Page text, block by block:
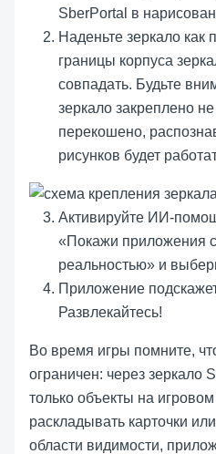
SberPortal в
Наденьте зеркало как
границы корпуса
совпадать. Будьте
зеркало закреплено
перекошено,
рисунков будет
Активируйте ИИ-
«Покажи приложения
реальностью» и
Приложение
Развлекайтесь!
Во время игры помните,
ограничен: через зеркало
только объекты на
раскладывать карточки
области видимости,